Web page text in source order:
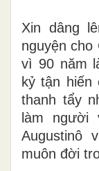
Xin dâng
nguyện cho
vì 90 năm
kỷ tận hiến
thanh tẩy
làm người
Augustinô
muôn đời